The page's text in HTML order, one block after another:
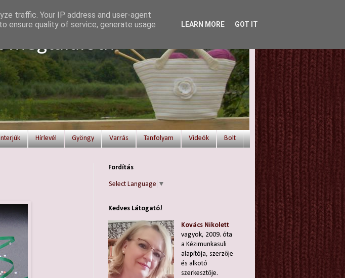
megtalálod!
Hírlevél Gyöngy Varrás Tanfolyam Videók Bolt
Fordítás
Select Language ▼
Kedves Látogató!
Kovács Nikolett
vagyok, 2009. óta
a Kézimunkasuli
alapítója, szerzője
és alkotó
szerkesztője.
traffic. Your IP address and user-agent
ensure quality of service, generate usage
LEARN MORE GOT IT